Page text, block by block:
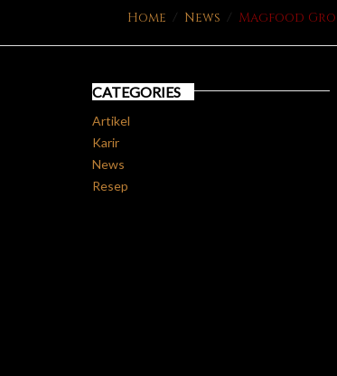
Home / News / Magfood
CATEGORIES
Artikel
Karir
News
Resep